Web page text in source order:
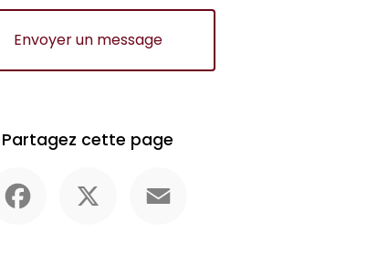
Envoyer un message
Partagez cette page